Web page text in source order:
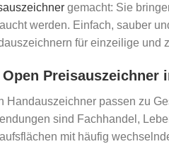
gemacht: Sie
werden. Einfach, sauber
für einzeilige und
Open Preisauszeichner
Handauszeichner passen zu
sind Fachhandel,
mit häufig